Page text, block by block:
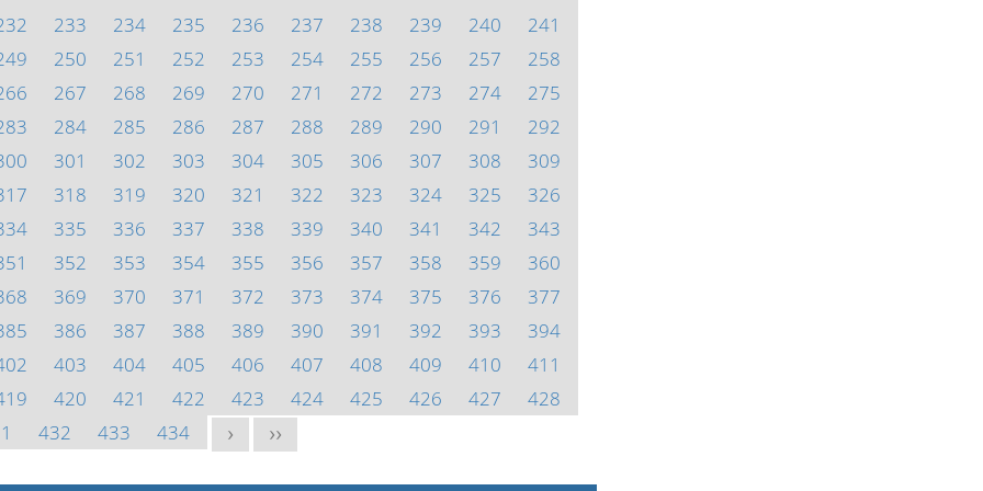
233 234 235 236 237 238 239 240
241
250 251 252 253 254 255 256 257
258
267 268 269 270 271 272 273 274
275
284 285 286 287 288 289 290 291
292
301 302 303 304 305 306 307 308
309
318 319 320 321 322 323 324 325
326
335 336 337 338 339 340 341 342
343
352 353 354 355 356 357 358 359
360
369 370 371 372 373 374 375 376
377
386 387 388 389 390 391 392 393
394
403 404 405 406 407 408 409 410
411
420 421 422 423 424 425 426 427
428
432 433 434 > >>